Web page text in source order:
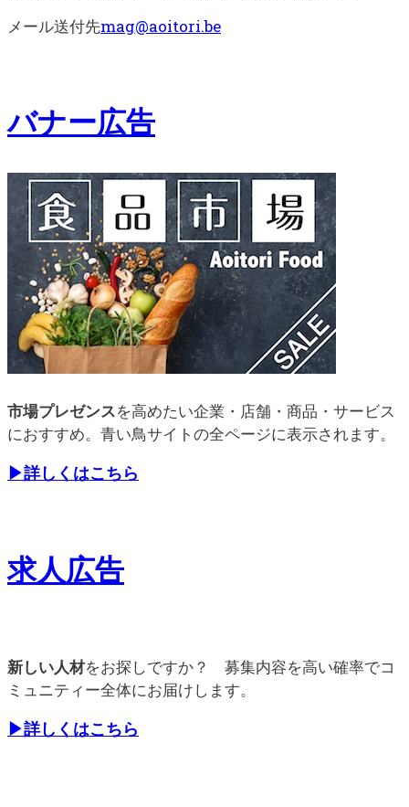
メール送付先mag@aoitori.be
バナー広告
市場プレゼンスを高めたい企業・店舗・商品・サービス
におすすめ。青い鳥サイトの全ページに表示されます。
▶詳しくはこちら
求人広告
新しい人材をお探しですか？ 募集内容を高い確率でコ
ミュニティー全体にお届けします。
▶詳しくはこちら